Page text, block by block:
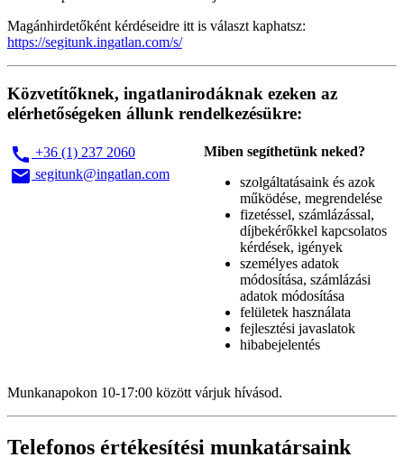
Magánhirdetőként kérdéseidre itt is választ kaphatsz:
https://segitunk.ingatlan.com/s/
Közvetítőknek, ingatlanirodáknak ezeken az
elérhetőségeken állunk rendelkezésükre:
call +36 (1) 237 2060
email segitunk@ingatlan.com
Miben segíthetünk neked?
szolgáltatásaink és azok
működése, megrendelése
fizetéssel, számlázással,
díjbekérőkkel kapcsolatos
kérdések, igények
személyes adatok
módosítása, számlázási
adatok módosítása
felületek használata
fejlesztési javaslatok
hibabejelentés
Munkanapokon 10-17:00 között várjuk hívásod.
Telefonos értékesítési munkatársaink